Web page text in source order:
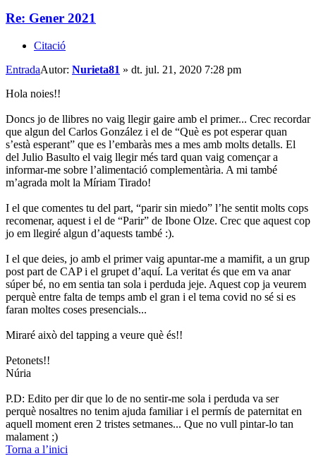
Re: Gener 2021
Citació
EntradaAutor: Nurieta81 » dt. jul. 21, 2020 7:28 pm
Hola noies!!
Doncs jo de llibres no vaig llegir gaire amb el primer... Crec recordar
que algun del Carlos González i el de “Què es pot esperar quan
s’està esperant” que es l’embaràs mes a mes amb molts detalls. El
del Julio Basulto el vaig llegir més tard quan vaig començar a
informar-me sobre l’alimentació complementària. A mi també
m’agrada molt la Míriam Tirado!
I el que comentes tu del part, “parir sin miedo” l’he sentit molts cops
recomenar, aquest i el de “Parir” de Ibone Olze. Crec que aquest cop
jo em llegiré algun d’aquests també :).
I el que deies, jo amb el primer vaig apuntar-me a mamifit, a un grup
post part de CAP i el grupet d’aquí. La veritat és que em va anar
súper bé, no em sentia tan sola i perduda jeje. Aquest cop ja veurem
perquè entre falta de temps amb el gran i el tema covid no sé si es
faran moltes coses presencials...
Miraré això del tapping a veure què és!!
Petonets!!
Núria
P.D: Edito per dir que lo de no sentir-me sola i perduda va ser
perquè nosaltres no tenim ajuda familiar i el permís de paternitat en
aquell moment eren 2 tristes setmanes... Que no vull pintar-lo tan
malament ;)
Torna a l’inici